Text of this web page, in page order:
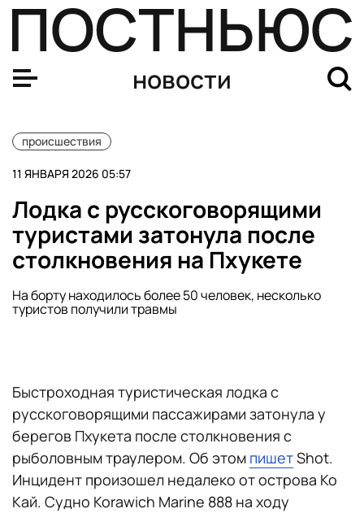
новости
происшествия
11 ЯНВАРЯ 2026 05:57
Лодка с русскоговорящими
туристами затонула после
столкновения на Пхукете
На борту находилось более 50 человек, несколько
туристов получили травмы
Быстроходная туристическая лодка с
русскоговорящими пассажирами затонула у
берегов Пхукета после столкновения с
рыболовным траулером. Об этом пишетShot.
Инцидент произошел недалеко от острова Ко
Кай. Судно Korawich Marine 888 на ходу
Лавина сошла на российских туристов в горах Грузии